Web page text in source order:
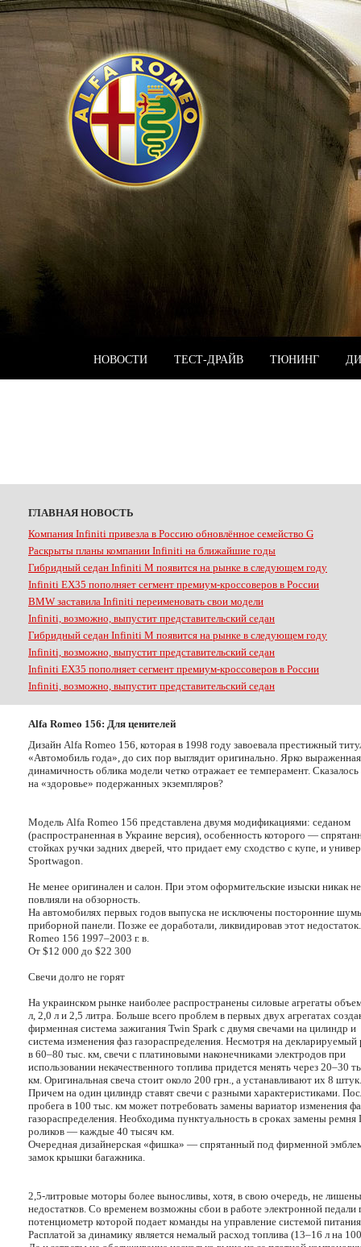
НОВОСТИ ТЕСТ-ДРАЙВ ТЮНИНГ
ГЛАВНАЯ НОВОСТЬ
Компания Infiniti привезла в Россию обновлённое семейство G
Раскрыты планы компании Infiniti на ближайшие годы
Гибридный седан Infiniti M появится на рынке в следующем году
Infiniti EX35 пополняет сегмент премиум-кроссоверов в России
BMW заставила Infiniti переименовать свои модели
Infiniti, возможно, выпустит представительский седан
Гибридный седан Infiniti M появится на рынке в следующем году
Infiniti, возможно, выпустит представительский седан
Infiniti EX35 пополняет сегмент премиум-кроссоверов в России
Infiniti, возможно, выпустит представительский седан
Alfa Romeo 156: Для ценителей
Дизайн Alfa Romeo 156, которая в 1998 году завоевала престижный
«Автомобиль года», до сих пор выглядит оригинально. Ярко выраженная
динамичность облика модели четко отражает ее темперамент. Сказалось
на «здоровье» подержанных экземпляров?
Модель Аlfa Romeo 156 представлена двумя модификациями: седаном
(распространенная в Украине версия), особенность которого —
стойках ручки задних дверей, что придает ему сходство с купе, и
Sportwagon.
Не менее оригинален и салон. При этом оформительские изыски никак не
повлияли на обзорность.
На автомобилях первых годов выпуска не исключены посторонние
приборной панели. Позже ее доработали, ликвидировав этот
Romeo 156 1997–2003 г. в.
От $12 000 до $22 300
Свечи долго не горят
На украинском рынке наиболее распространены силовые агрегаты
л, 2,0 л и 2,5 литра. Больше всего проблем в первых двух агрегатах
фирменная система зажигания Twin Spark с двумя свечами на цилиндр и
система изменения фаз газораспределения. Несмотря на декларируемый
в 60–80 тыс. км, свечи с платиновыми наконечниками электродов при
использовании некачественного топлива придется менять через 20–30
км. Оригинальная свеча стоит около 200 грн., а устанавливают их 8 штук.
Причем на один цилиндр ставят свечи с разными характеристиками.
пробега в 100 тыс. км может потребовать замены вариатор изменения
газораспределения. Необходима пунктуальность в сроках замены
роликов — каждые 40 тысяч км.
Очередная дизайнерская «фишка» — спрятанный под фирменной
замок крышки багажника.
2,5-литровые моторы более выносливы, хотя, в свою очередь, не лишены
недостатков. Со временем возможны сбои в работе электронной педали
потенциометр которой подает команды на управление системой
Расплатой за динамику является немалый расход топлива (13–16 л на